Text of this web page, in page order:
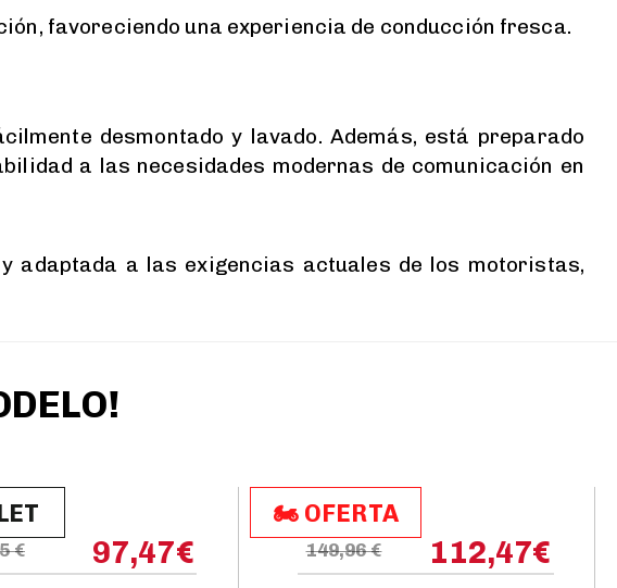
favoreciendo una experiencia de conducción fresca.
desmontado y lavado. Además, está preparado
a las necesidades modernas de comunicación en
adaptada a las exigencias actuales de los motoristas,
97,47€
€
🏍️​​ OFERTA
112,47€
149,96 €